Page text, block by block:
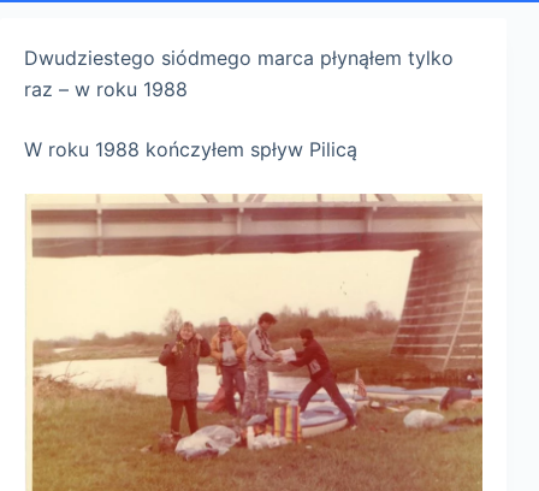
Dwudziestego siódmego marca płynąłem tylko
raz – w roku 1988
W roku 1988 kończyłem spływ Pilicą